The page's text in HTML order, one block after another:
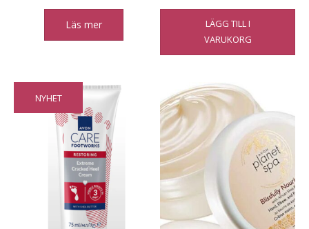
Läs mer
ursprungliga
priset
var:
LÄGG TILL I
VARUKORG
NYHET